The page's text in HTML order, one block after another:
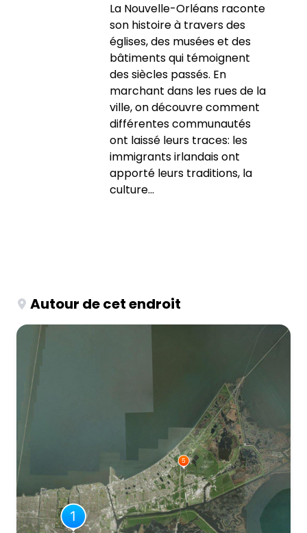
La Nouvelle-Orléans raconte
son histoire à travers des
églises, des musées et des
bâtiments qui témoignent
des siècles passés. En
marchant dans les rues de la
ville, on découvre comment
différentes communautés
ont laissé leurs traces: les
immigrants irlandais ont
apporté leurs traditions, la
culture...
Autour de cet endroit